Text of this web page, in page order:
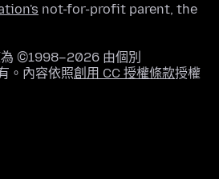
not-for-profit parent, the
©1998–2026 由個別
。內容依照創用 CC 授權條款授權